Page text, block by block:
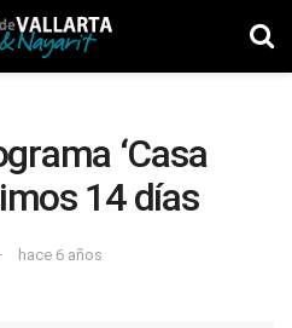
‘Casa
14 días
hace 6 años